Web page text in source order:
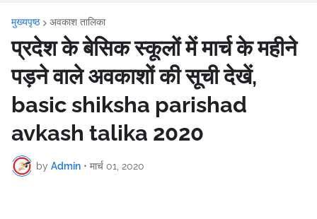
मुख्यपृष्ठ अवकाश तालिका
प्रदेश के बेसिक स्कूलों में मार्च के महीने
पड़ने वाले अवकाशों की सूची देखें,
basic shiksha parishad
avkash talika 2020
by Admin • मार्च 01, 2020